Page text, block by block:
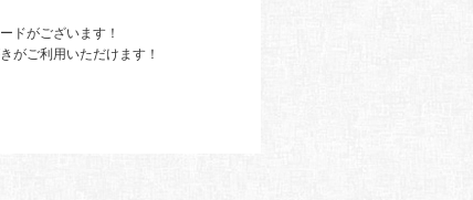
ドがございます！
がご利用いただけます！